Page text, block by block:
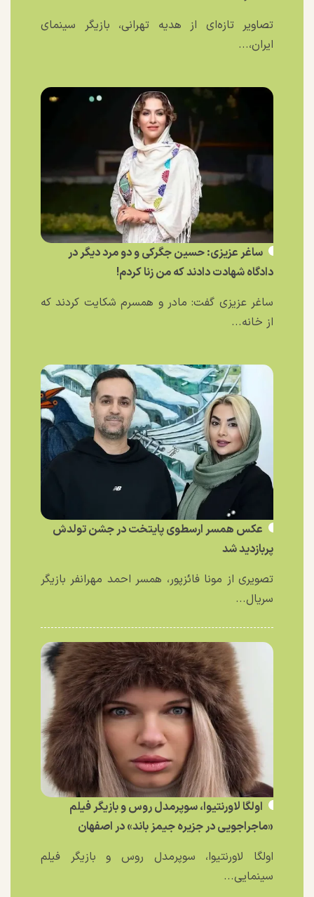
تصاویر تازه‌ای از هدیه تهرانی، بازیگر سینمای
ایران،...
ساغر عزیزی: حسین جگرکی و دو مرد دیگر در
دادگاه شهادت دادند که من زنا کردم!
ساغر عزیزی گفت: مادر و همسرم شکایت کردند که
از خانه...
عکس همسر ارسطوی پایتخت در جشن تولدش
پربازدید شد
تصویری از مونا فائزپور، همسر احمد مهرانفر بازیگر
سریال...
اولگا لاورنتیوا، سوپرمدل روس و بازیگر فیلم
«ماجراجویی در جزیره جیمز باند» در اصفهان
اولگا لاورنتیوا، سوپرمدل روس و بازیگر فیلم
سینمایی...